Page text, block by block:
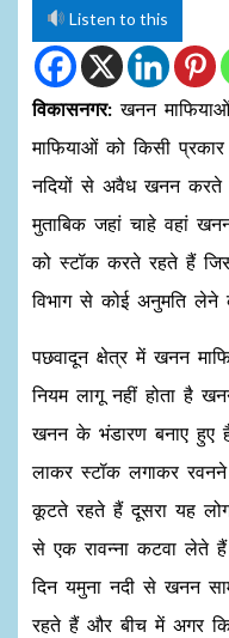
Listen to this
विकासनगर:खनन
माफियाओं को किसी
नदियों से अवैध खनन करते
मुताबिक जहां चाहे वहां
को स्टॉक करते रहते हैं
विभाग से कोई अनुमति
पछवादून क्षेत्र में खनन
नियम लागू नहीं होता है
खनन के भंडारण बनाए हुए
लाकर स्टॉक लगाकर
कूटते रहते हैं दूसरा यह
से एक रावन्ना कटवा लेते
दिन यमुना नदी से खनन
रहते हैं और बीच में अगर